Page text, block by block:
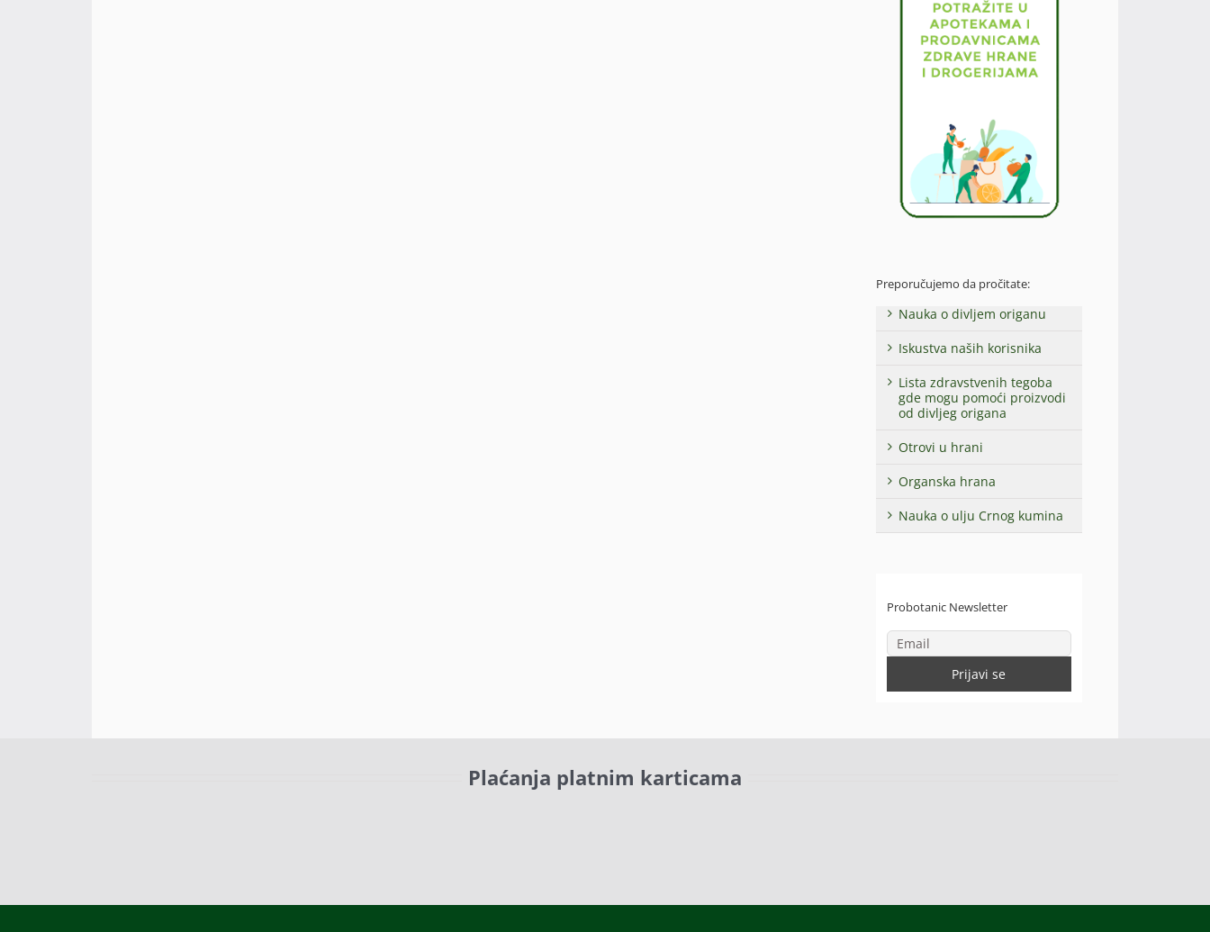
Preporučujemo da pročitate:
Nauka o divljem origanu
Iskustva naših korisnika
Lista zdravstvenih tegoba
gde mogu pomoći proizvodi
od divljeg origana
Otrovi u hrani
Organska hrana
Nauka o ulju Crnog kumina
Probotanic Newsletter
Plaćanja platnim karticama